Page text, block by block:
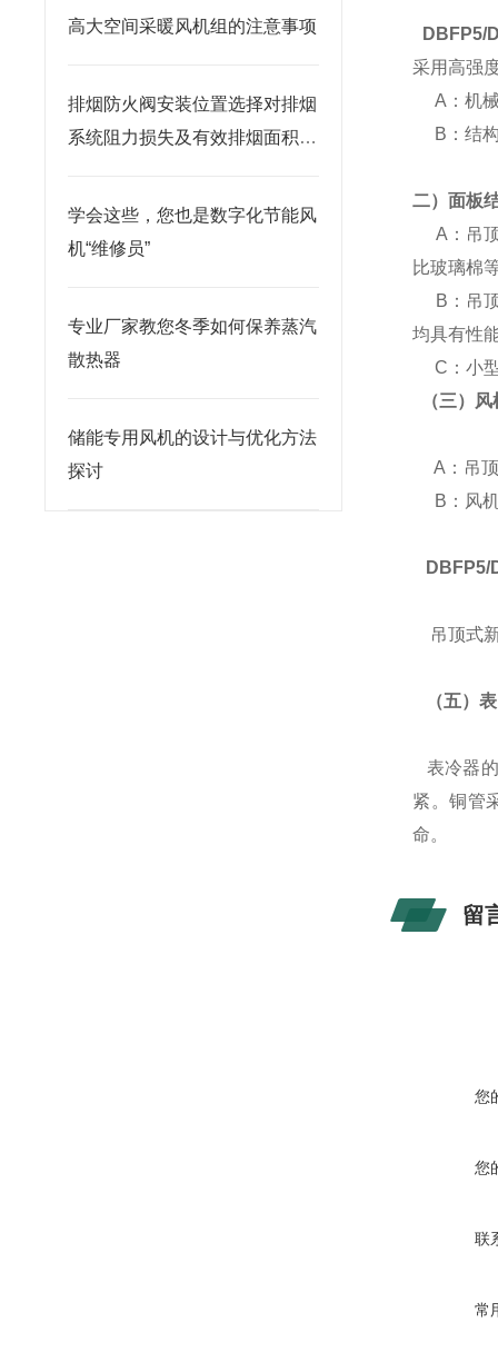
高大空间采暖风机组的注意事项
排烟防火阀安装位置选择对排烟
系统阻力损失及有效排烟面积的
学会这些，您也是数字化节能风
机“维修员”
专业厂家教您冬季如何保养蒸汽
散热器
储能专用风机的设计与优化方法
探讨
DBFP5/
采用高强
A：机械
B：结构
二）面板
A：吊顶
比玻璃棉
B：吊顶
均具有性
C：小型
（三）
A：吊顶
B：风机
DBFP5/
吊顶式
（五）
表冷器
紧。铜管
命。
留
您
您
联
常